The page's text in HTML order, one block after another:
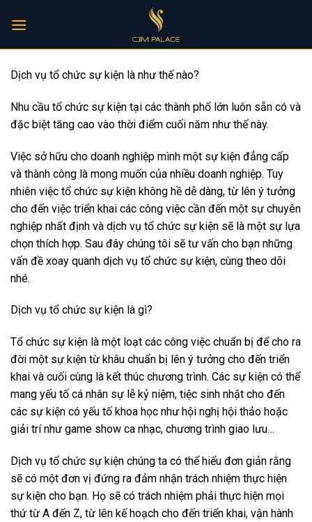
Dịch vụ tổ chức sự kiện là như thế nào?
Nhu cầu tổ chức sự kiện tại các thành phố lớn luôn sẵn có và
đặc biệt tăng cao vào thời điểm cuối năm như thế này.
Việc sở hữu cho doanh nghiệp mình một sự kiện đẳng cấp
và thành công là mong muốn của nhiều doanh nghiệp. Tuy
nhiên việc tổ chức sự kiện không hề dễ dàng, từ lên ý tưởng
cho đến việc triển khai các công việc cần đến một sự chuyên
nghiệp nhất định và dịch vụ tổ chức sự kiện sẽ là một sự lựa
chọn thích hợp. Sau đây chúng tôi sẽ tư vấn cho bạn những
vấn đề xoay quanh dịch vụ tổ chức sự kiện, cùng theo dõi
nhé.
Dịch vụ tổ chức sự kiện là gì?
Tổ chức sự kiện là một loạt các công việc chuẩn bị để cho ra
đời một sự kiện từ khâu chuẩn bị lên ý tưởng cho đến triển
khai và cuối cùng là kết thúc chương trình. Các sự kiện có thể
mang yếu tố cá nhân sự lễ kỷ niệm, tiệc sinh nhật cho đến
các sự kiện có yếu tố khoa học như hội nghị hội thảo hoặc
giải trí như game show ca nhạc, chương trình giao lưu…
Dịch vụ tổ chức sự kiện chúng ta có thể hiểu đơn giản rằng
sẽ có một đơn vị đứng ra đảm nhận trách nhiệm thực hiện
sự kiện cho bạn. Họ sẽ có trách nhiệm phải thực hiện mọi
thứ từ A đến Z, từ lên kế hoạch cho đến triển khai, vận hành